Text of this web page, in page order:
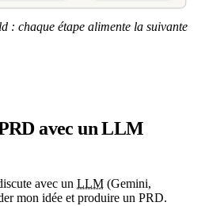
: chaque étape alimente la suivante
avec un LLM
avec un LLM (Gemini,
mon idée et produire un PRD.